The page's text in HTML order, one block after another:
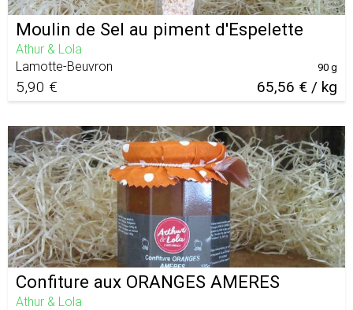
Moulin de Sel au piment d'Espelette
Athur & Lola
Lamotte-Beuvron
5,90 € 65,56 € / kg
90 g
Confiture aux ORANGES AMERES
Athur & Lola